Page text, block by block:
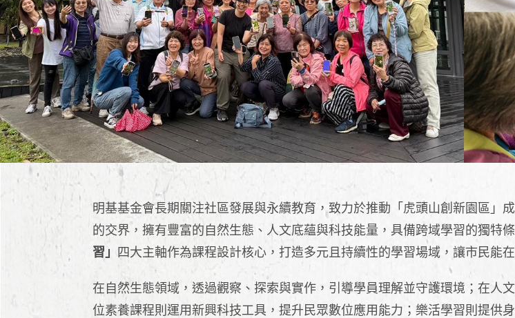
明基基金會長期關注社區發展與永續教育，致力於推動「虎頭山創新園區」
的交界，擁有豐富的自然生態、人文底蘊與科技能量，具備跨域學習的獨特
習」
四大主軸作為課程設計核心，打造多元且持續性的學習場域，讓市民能
在自然生態領域，透過觀察、探索與實作，引導學員理解並守護環境；在人
位素養課程則運用新興科技工具，提升民眾數位應用能力；樂活學習則提供